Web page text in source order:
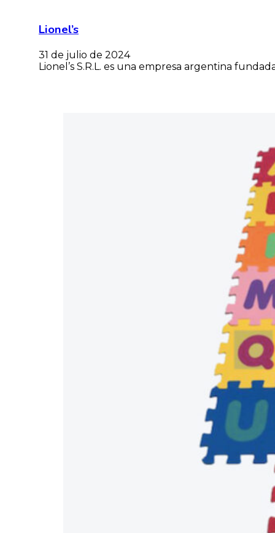
Lionel’s
31 de julio de 2024
Lionel’s S.R.L. es una empresa argentina